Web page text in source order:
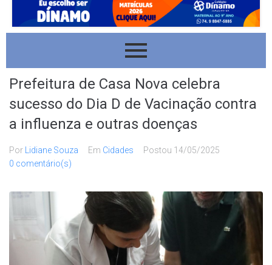
Prefeitura de Casa Nova celebra
sucesso do Dia D de Vacinação contra
a influenza e outras doenças
Por Lidiane Souza Em Cidades Postou 14/05/2025
0 comentário(s)